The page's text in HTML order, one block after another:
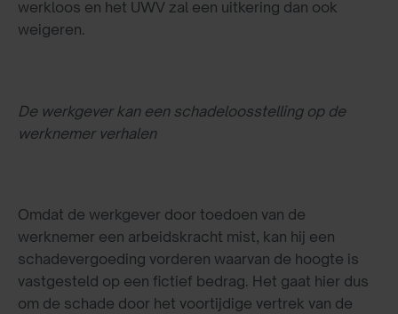
werkloos en het UWV zal een uitkering dan ook
weigeren.
De werkgever kan een schadeloosstelling op de
werknemer verhalen
Omdat de werkgever door toedoen van de
werknemer een arbeidskracht mist, kan hij een
schadevergoeding vorderen waarvan de hoogte is
vastgesteld op een fictief bedrag. Het gaat hier dus
om de schade door het voortijdige vertrek van de